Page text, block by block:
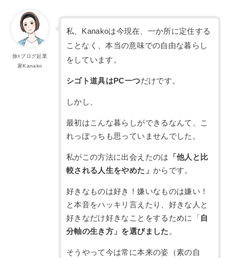
旅×ブログ起業
家Kanako
私、Kanakoは今現在、一か所に定住する
ことなく、本当の意味での自由な暮らし
をしています。
シゴト道具はPC一つだけです。
しかし、
最初はこんな暮らしができるなんて、こ
れっぽっちも思っていませんでした。
私がこの方法に出会えたのは
「他人と比
較される人生をやめた」 からです。
好きなものは好き！嫌いなものは嫌い！
と本音をハッキリ言えたり、好きな人と
好きなだけ好きなことをするために「 自
分軸の生き方」を選びました 。
そうやって今は常に本来の姿（素の自